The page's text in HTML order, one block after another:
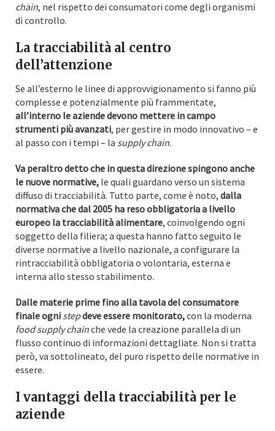
chain, nel rispetto dei consumatori come degli organismi
di controllo.
La tracciabilità al centro
dell’attenzione
Se all’esterno le linee di approvvigionamento si fanno più
complesse e potenzialmente più frammentate,
all’interno le aziende devono mettere in campo
strumenti più avanzati, per gestire in modo innovativo – e
al passo con i tempi – la supply chain.
Va peraltro detto che in questa direzione spingono anche
le nuove normative, le quali guardano verso un sistema
diffuso di tracciabilità. Tutto parte, come è noto, dalla
normativa che dal 2005 ha reso obbligatoria a livello
europeo la tracciabilità alimentare, coinvolgendo ogni
soggetto della filiera; a questa hanno fatto seguito le
diverse normative a livello nazionale, a configurare la
rintracciabilità obbligatoria o volontaria, esterna e
interna allo stesso stabilimento.
Dalle materie prime fino alla tavola del consumatore
finale ogni stepdeve essere monitorato,con la moderna
food supply chainche vede la creazione parallela di un
flusso continuo di informazioni dettagliate. Non si tratta
però, va sottolineato, del puro rispetto delle normative in
essere.
I vantaggi della tracciabilità per le
aziende